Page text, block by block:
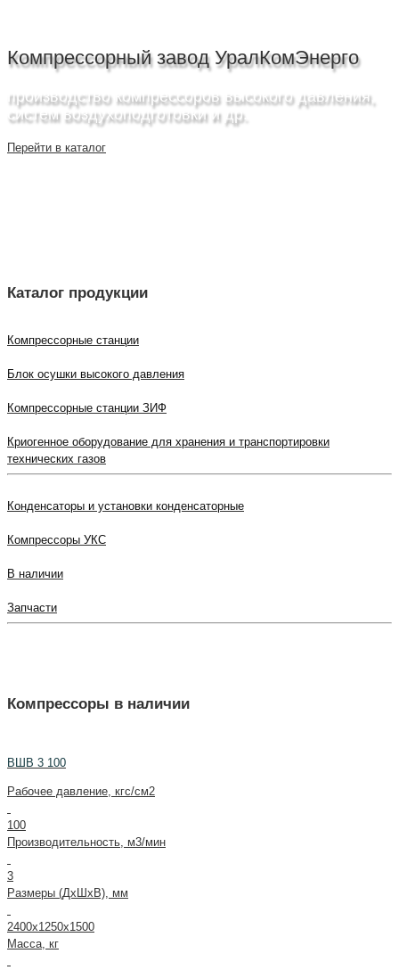
Компрессорный завод УралКомЭнерго
производство компрессоров высокого давления,
систем воздухоподготовки и др.
Перейти в каталог
Каталог продукции
Компрессорные станции
Блок осушки высокого давления
Компрессорные станции ЗИФ
Криогенное оборудование для хранения и транспортировки
технических газов
Конденсаторы и установки конденсаторные
Компрессоры УКС
В наличии
Запчасти
Компрессоры в наличии
ВШВ 3 100
Рабочее давление, кгс/см2
100
Производительность, м3/мин
3
Размеры (ДxШxВ), мм
2400x1250x1500
Масса, кг